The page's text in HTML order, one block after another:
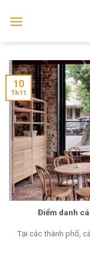
Điểm danh
Tại các thành phố,
10
Th11